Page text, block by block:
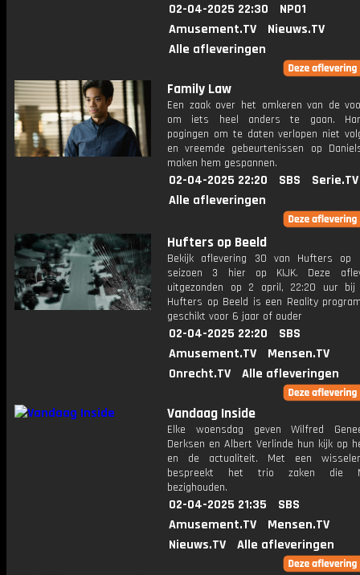
02-04-2025 22:30
NPO1
Amusement.TV
Nieuws.TV
Alle afleveringen
Family Law
Een zaak over het omkeren van de
om iets heel anders te gaan.
pogingen om te daten verlopen niet
en vreemde gebeurtenissen op
maken hem gespannen.
02-04-2025 22:20 SBS
Serie.TV
Alle afleveringen
Hufters op Beeld
Bekijk aflevering 30 van Hufters op
seizoen 3 hier op KIJK. Deze
uitgezonden op 2 april, 22:20 uur bij
Hufters op Beeld is een Reality
geschikt voor 6 jaar of ouder
02-04-2025 22:20
SBS
Amusement.TV
Mensen.TV
Onrecht.TV
Alle afleveringen
Vandaag Inside
Elke woensdag geven Wilfred
Derksen en Albert Verlinde hun kijk op
en de actualiteit. Met een
bespreekt het trio zaken die
bezighouden.
02-04-2025 21:35
SBS
Amusement.TV
Mensen.TV
Nieuws.TV
Alle afleveringen